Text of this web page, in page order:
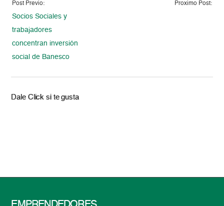
Post Previo:
Socios Sociales y
trabajadores
concentran inversión
social de Banesco
Proximo Post:
Dale Click si te gusta